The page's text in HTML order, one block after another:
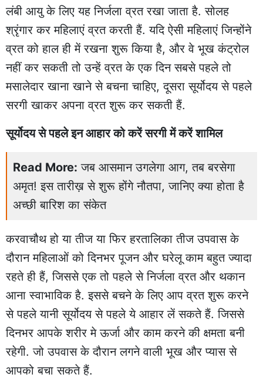
लंबी आयु के लिए यह निर्जला व्रत रखा जाता है. सोलह
श्रृंगार कर महिलाएं व्रत करती हैं. यदि ऐसी महिलाएं जिन्होंने
व्रत को हाल ही में रखना शुरू किया है, और वे भूख कंट्रोल
नहीं कर सकती तो उन्हें व्रत के एक दिन सबसे पहले तो
मसालेदार खाना खाने से बचना चाहिए, दूसरा सूर्योदय से पहले
सरगी खाकर अपना व्रत शुरू कर सकती हैं.
सूर्योदय से पहले इन आहार को करें सरगी में करें शामिल
Read More: जब आसमान उगलेगा आग, तब बरसेगा
अमृत! इस तारीख़ से शुरू होंगे नौतपा, जानिए क्या होता है
अच्छी बारिश का संकेत
करवाचौथ हो या तीज या फिर हरतालिका तीज उपवास के
दौरान महिलाओं को दिनभर पूजन और घरेलू काम बहुत ज्यादा
रहते ही हैं, जिससे एक तो पहले से निर्जला व्रत और थकान
आना स्वाभाविक है. इससे बचने के लिए आप व्रत शुरू करने
से पहले यानी सूर्योदय से पहले ये आहार लें सकते हैं. जिससे
दिनभर आपके शरीर मे ऊर्जा और काम करने की क्षमता बनी
रहेगी. जो उपवास के दौरान लगने वाली भूख और प्यास से
आपको बचा सकते हैं.